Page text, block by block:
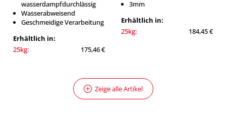
wasserdampfdurchlässig
Wasserabweisend
Geschmeidige Verarbeitung
Erhältlich in:
25kg:
175,46 €
3mm
Erhältlich in:
25kg:
184,45 €
Zeige alle Artikel